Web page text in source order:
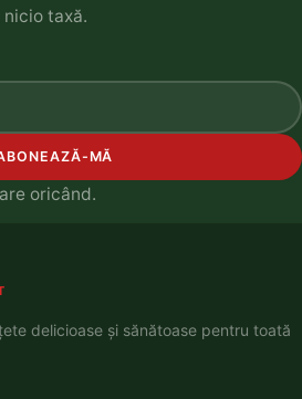
taxă.
MĂ
oricând.
delicioase și sănătoase pentru toată